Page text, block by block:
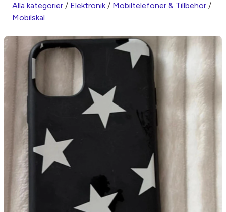
Alla kategorier / Elektronik/ Mobiltelefoner & Tillbehör /
Mobilskal